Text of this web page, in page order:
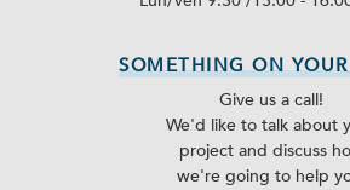
SOMETHING ON
Give us a call!
We'd like to talk about
project and discuss
we're going to help